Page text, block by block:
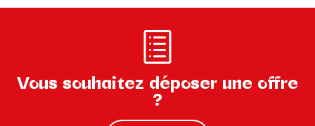
Vous souhaitez déposer une offre
?